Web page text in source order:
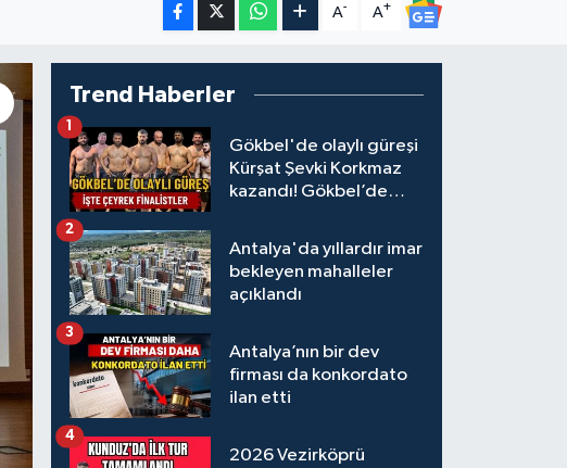
A- A+
Trend Haberler
Gökbel'de olaylı güreşi
Kürşat Şevki Korkmaz
kazandı! Gökbel’de
Gürbüz elendi!
1
Antalya'da yıllardır imar
bekleyen mahalleler
açıklandı
2
Antalya’nın bir dev
firması da konkordato
ilan etti
3
2026 Vezirköprü
4